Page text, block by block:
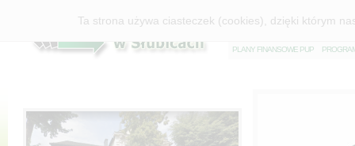
BOWIĄZUJĄCE STAWKI, KWOTY,
PLANY FINANSOWE PUP P
Ta strona używa ciasteczek (cookies), dzięki którym